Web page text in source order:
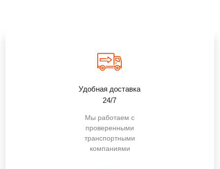
Удобная доставка
24/7
Мы работаем с
проверенными
транспортными
компаниями